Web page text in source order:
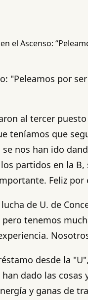
"Peleamos por
al tercer
teníamos que
nos han ido
partidos en la
Feliz
de U. de
tenemos
desde la
dado las
y ganas de